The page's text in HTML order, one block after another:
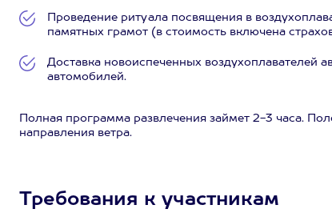
Проведение ритуала посвящения в
памятных грамот (в стоимость включена
Доставка новоиспеченных воздухоплавателей
автомобилей.
Полная программа развлечения займет 2-3 часа.
направления ветра.
Требования к участникам